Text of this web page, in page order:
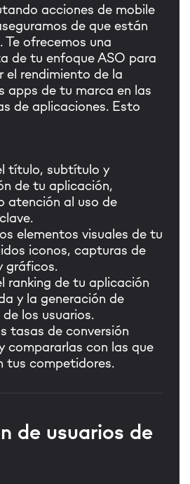
acciones de mobile
de que están
ofrecemos una
de tu enfoque ASO para
el rendimiento de la
apps de tu marca en las
de aplicaciones. Esto
título, subtítulo y
de tu aplicación,
atención al uso de
elementos visuales de tu
iconos, capturas de
gráficos.
ranking de tu aplicación
y la generación de
los usuarios.
tasas de conversión
compararlas con las que
tus competidores.
de usuarios de